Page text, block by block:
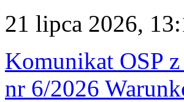
21 lipca 2026,
Komunikat OSP
nr 6/2026